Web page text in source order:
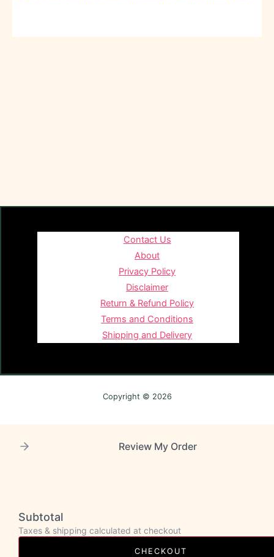
Contact Us
About
Privacy Policy
Disclaimer
Return & Refund Policy
Terms and Conditions
Shipping and Delivery
Copyright © 2026
Review My Order
Subtotal
Taxes & shipping calculated at checkout
CHECKOUT